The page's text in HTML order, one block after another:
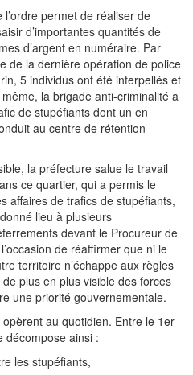
permet de réaliser de
d’importantes quantités de
d’argent en numéraire. Par
de la dernière opération de police
5 individus ont été interpellés et
la brigade anti-criminalité a
de stupéfiants dont un en
au centre de rétention
la préfecture salue le travail
ce quartier, qui a permis le
affaires de trafics de stupéfiants,
lieu à plusieurs
devant le Procureur de
de réaffirmer que ni le
territoire n’échappe aux règles
plus en plus visible des forces
une priorité gouvernementale.
au quotidien. Entre le 1er
décompose ainsi :
les stupéfiants,